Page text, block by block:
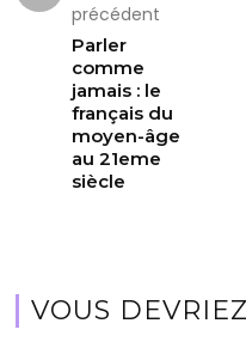
précédent
Parler
comme
jamais : le
français du
moyen-âge
au 21eme
siècle
VOUS